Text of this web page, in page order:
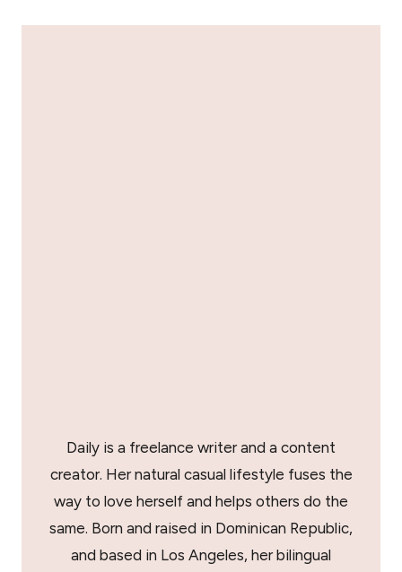
Daily is a freelance writer and a content
creator. Her natural casual lifestyle fuses the
way to love herself and helps others do the
same. Born and raised in Dominican Republic,
and based in Los Angeles, her bilingual